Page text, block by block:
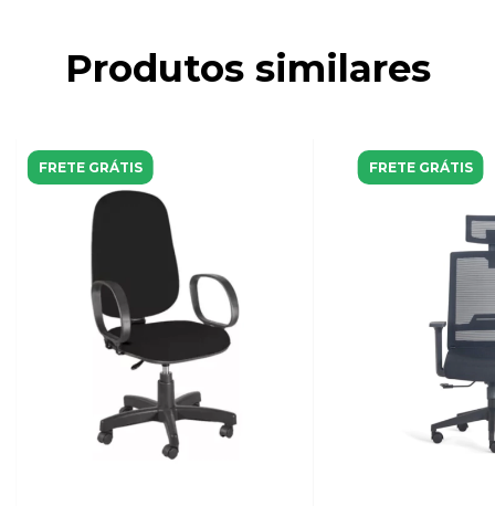
Produtos similares
FRETE GRÁTIS FRETE GRÁTIS